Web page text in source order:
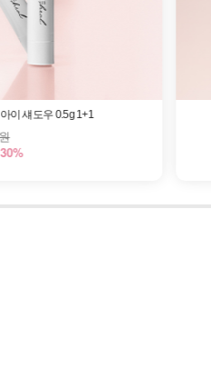
이 섀도우 0.5g 1+1
30%